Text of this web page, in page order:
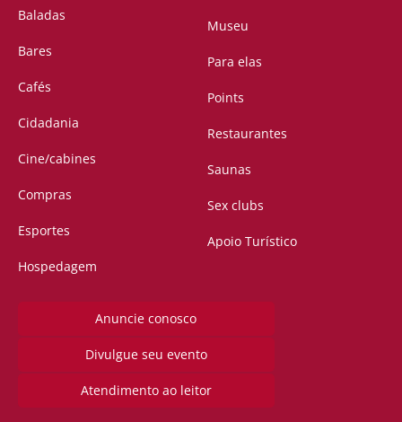
Baladas
Bares
Cafés
Cidadania
Cine/cabines
Compras
Esportes
Hospedagem
Museu
Para elas
Points
Restaurantes
Saunas
Sex clubs
Apoio Turístico
Anuncie conosco
Divulgue seu evento
Atendimento ao leitor